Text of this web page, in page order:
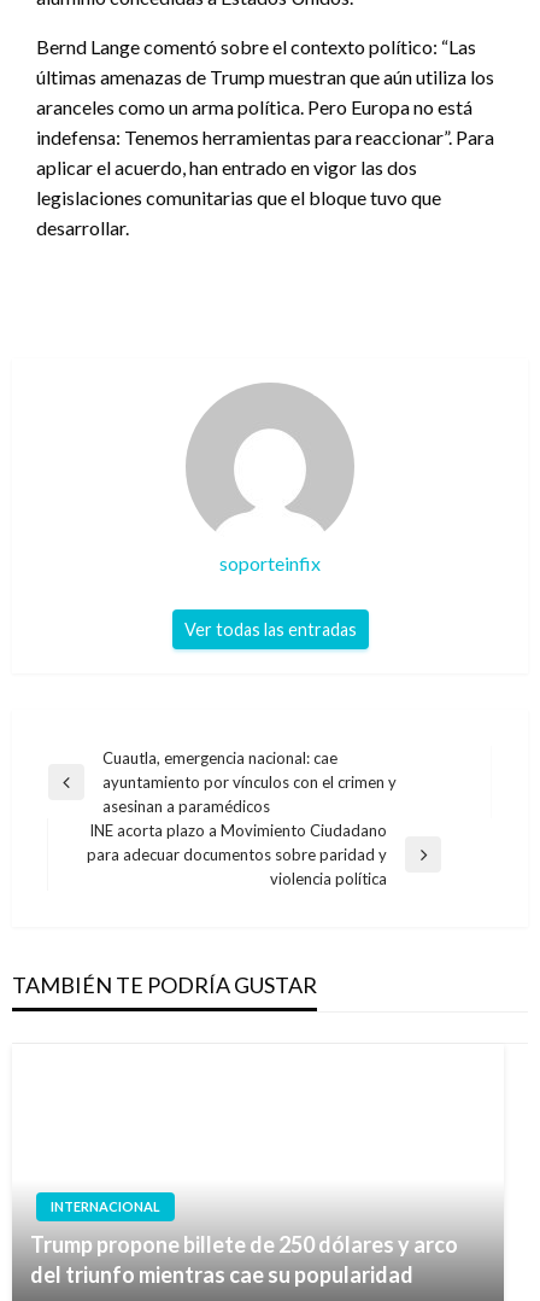
Bernd Lange comentó sobre el contexto político: “Las
últimas amenazas de Trump muestran que aún utiliza los
aranceles como un arma política. Pero Europa no está
indefensa: Tenemos herramientas para reaccionar”. Para
aplicar el acuerdo, han entrado en vigor las dos
legislaciones comunitarias que el bloque tuvo que
desarrollar.
soporteinfix
Ver todas las entradas
Navegación
de
entradas
Entrada
anterior
Cuautla, emergencia nacional: cae
ayuntamiento por vínculos con el crimen y
asesinan a paramédicos
Entrada
INE acorta plazo a Movimiento Ciudadano
para adecuar documentos sobre paridad y
violencia política
TAMBIÉN TE PODRÍA GUSTAR
INTERNACIONAL
Trump propone billete de 250 dólares y arco
del triunfo mientras cae su popularidad